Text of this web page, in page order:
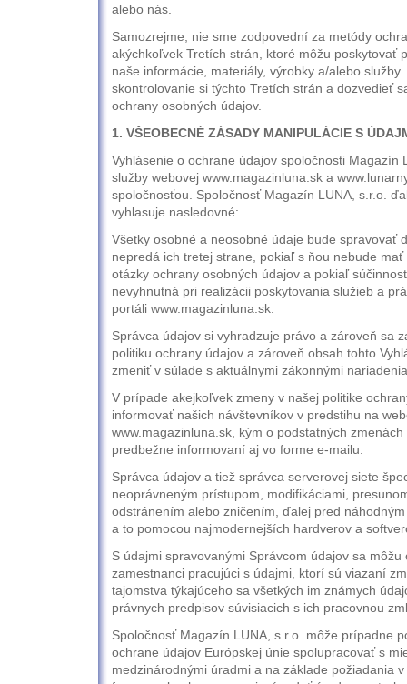
alebo nás.
Samozrejme, nie sme zodpovední za metódy
akýchkoľvek Tretích strán, ktoré môžu poskytovať
naše informácie, materiály, výrobky a/alebo
skontrolovanie si týchto Tretích strán a dozvedieť
ochrany osobných údajov.
1. VŠEOBECNÉ ZÁSADY MANIPULÁCIE S
Vyhlásenie o ochrane údajov spoločnosti Magazín
služby webovej www.magazinluna.sk a
spoločnosťou. Spoločnosť Magazín LUNA, s.r.o.
vyhlasuje nasledovné:
Všetky osobné a neosobné údaje bude spravovať
nepredá ich tretej strane, pokiaľ s ňou nebude
otázky ochrany osobných údajov a pokiaľ
nevyhnutná pri realizácii poskytovania služieb a
portáli www.magazinluna.sk.
Správca údajov si vyhradzuje právo a zároveň sa
politiku ochrany údajov a zároveň obsah tohto
zmeniť v súlade s aktuálnymi zákonnými
V prípade akejkoľvek zmeny v našej politike
informovať našich návštevníkov v predstihu na
www.magazinluna.sk, kým o podstatných
predbežne informovaní aj vo forme e-mailu.
Správca údajov a tiež správca serverovej siete
neoprávneným prístupom, modifikáciami,
odstránením alebo zničením, ďalej pred
a to pomocou najmodernejších hardverov a
S údajmi spravovanými Správcom údajov sa
zamestnanci pracujúci s údajmi, ktorí sú viazaní
tajomstva týkajúceho sa všetkých im známych
právnych predpisov súvisiacich s ich pracovnou
Spoločnosť Magazín LUNA, s.r.o. môže prípadne
ochrane údajov Európskej únie spolupracovať s
medzinárodnými úradmi a na základe požiadania